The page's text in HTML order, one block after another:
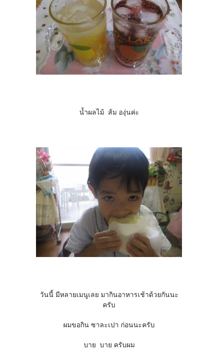
นํ้าผลไม้ ส้ม องุ่นค่ะ
วันนี้ มีหลายเมนูเลย มากินอาหารเช้าด้วยกันนะ
ครับ
ผมขอกิน ซาละเปา ก่อนนะครับ
บาย บาย ครับผม